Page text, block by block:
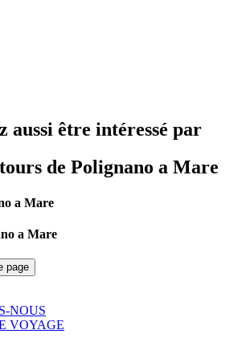
aussi être intéressé par
de Polignano a Mare
a Mare
a Mare
page
NOUS
VOYAGE